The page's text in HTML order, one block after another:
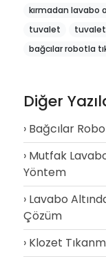
kırmadan lavabo
tuvalet
tuvalet
bağcılar robotla
Diğer
Bağcılar
Mutfak
Yöntem
Lavabo
Çözüm
Klozet